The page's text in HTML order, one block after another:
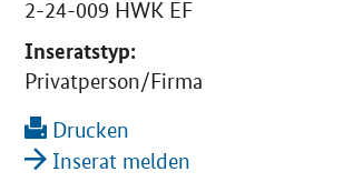
2-24-009 HWK EF
Inseratstyp:
Privatperson/Firma
Drucken
Inserat melden